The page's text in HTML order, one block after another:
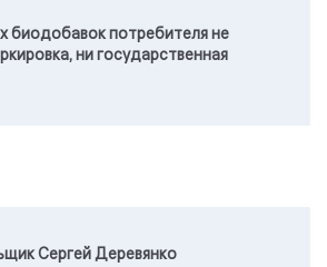
биодобавок потребителя не
ни государственная
Сергей Деревянко